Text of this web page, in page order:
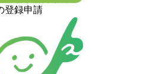
登録申請